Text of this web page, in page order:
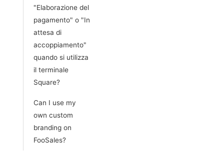
"Elaborazione del
pagamento" o "In
attesa di
accoppiamento"
quando si utilizza
il terminale
Square?
Can I use my
own custom
branding on
FooSales?